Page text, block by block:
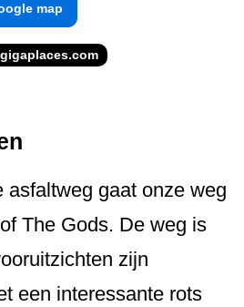
map
asfaltweg gaat onze weg
The Gods. De weg is
zijn
een interessante rots